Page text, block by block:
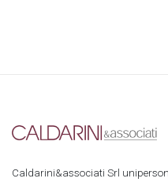
Caldarini&associati Srl